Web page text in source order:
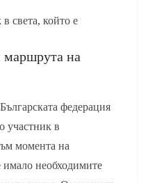
света, който е
маршрута на
федерация
участник в
момента на
имало необходимите